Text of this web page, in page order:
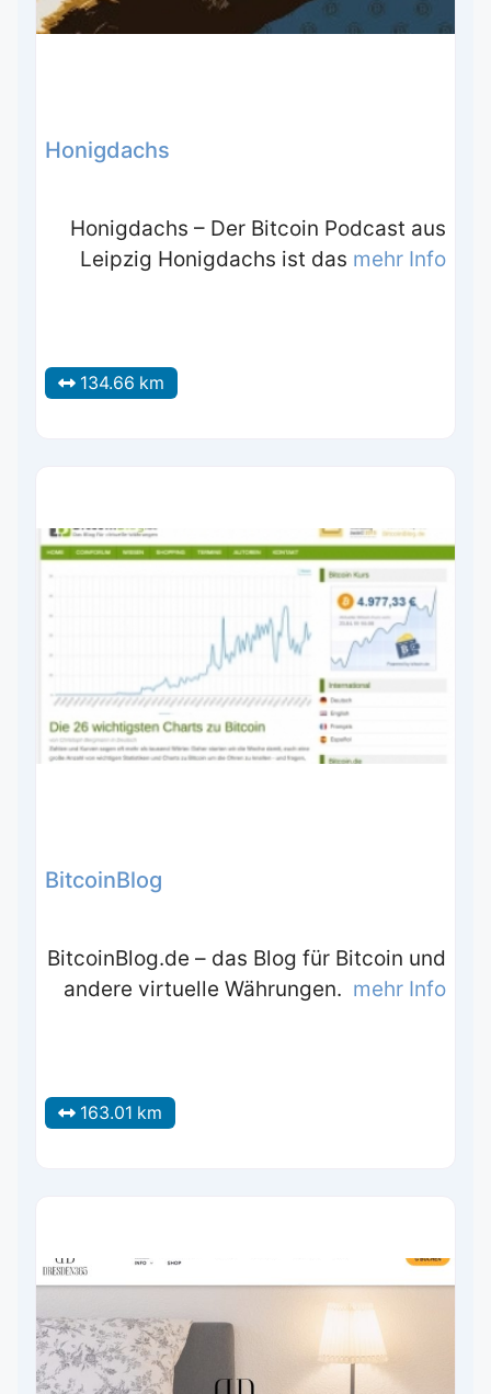
Honigdachs
Honigdachs – Der Bitcoin Podcast aus
Leipzig Honigdachs ist das mehr Info
134.66 km
BitcoinBlog
BitcoinBlog.de – das Blog für Bitcoin und
andere virtuelle Währungen. mehr Info
163.01 km